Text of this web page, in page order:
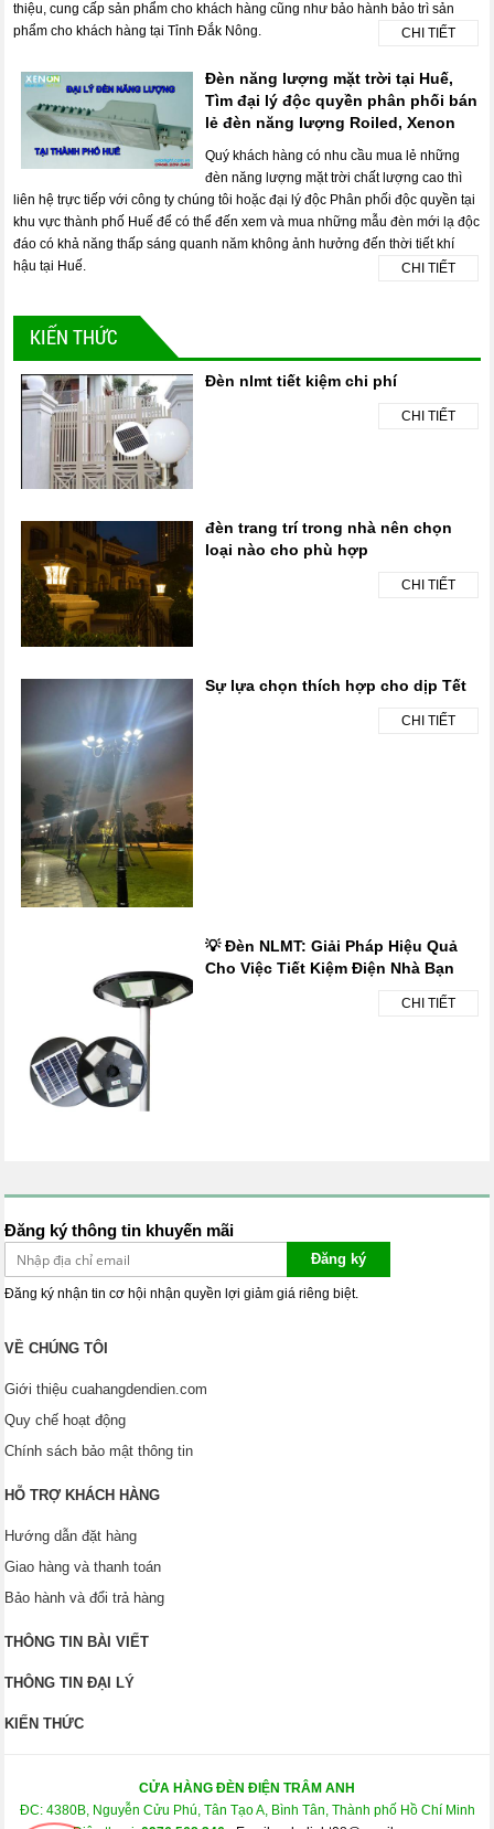
thiệu, cung cấp sản phẩm cho khách hàng cũng như bảo hành bảo trì sản
phẩm cho khách hàng tại Tỉnh Đắk Nông.
CHI TIẾT
Đèn năng lượng mặt trời tại Huế,
Tìm đại lý độc quyền phân phối bán
lẻ đèn năng lượng Roiled, Xenon
Quý khách hàng có nhu cầu mua lẻ những
đèn năng lượng mặt trời chất lượng cao thì
liên hệ trực tiếp với công ty chúng tôi hoặc đại lý độc Phân phối độc quyền tại
khu vực thành phố Huế để có thể đến xem và mua những mẫu đèn mới lạ độc
đáo có khả năng thấp sáng quanh năm không ảnh hưởng đến thời tiết khí
hậu tại Huế.
CHI TIẾT
KIẾN THỨC
Đèn nlmt tiết kiệm chi phí
CHI TIẾT
đèn trang trí trong nhà nên chọn
loại nào cho phù hợp
CHI TIẾT
Sự lựa chọn thích hợp cho dịp Tết
CHI TIẾT
💡 Đèn NLMT: Giải Pháp Hiệu Quả
Cho Việc Tiết Kiệm Điện Nhà Bạn
CHI TIẾT
Đăng ký thông tin khuyến mãi
Đăng ký
Đăng ký nhận tin cơ hội nhận quyền lợi giảm giá riêng biệt.
VỀ CHÚNG TÔI
Giới thiệu cuahangdendien.com
Quy chế hoạt động
Chính sách bảo mật thông tin
HỖ TRỢ KHÁCH HÀNG
Hướng dẫn đặt hàng
Giao hàng và thanh toán
Bảo hành và đổi trả hàng
THÔNG TIN BÀI VIẾT
THÔNG TIN ĐẠI LÝ
KIẾN THỨC
CỬA HÀNG ĐÈN ĐIỆN TRÂM ANH
ĐC: 4380B, Nguyễn Cửu Phú, Tân Tạo A, Bình Tân, Thành phố Hồ Chí Minh